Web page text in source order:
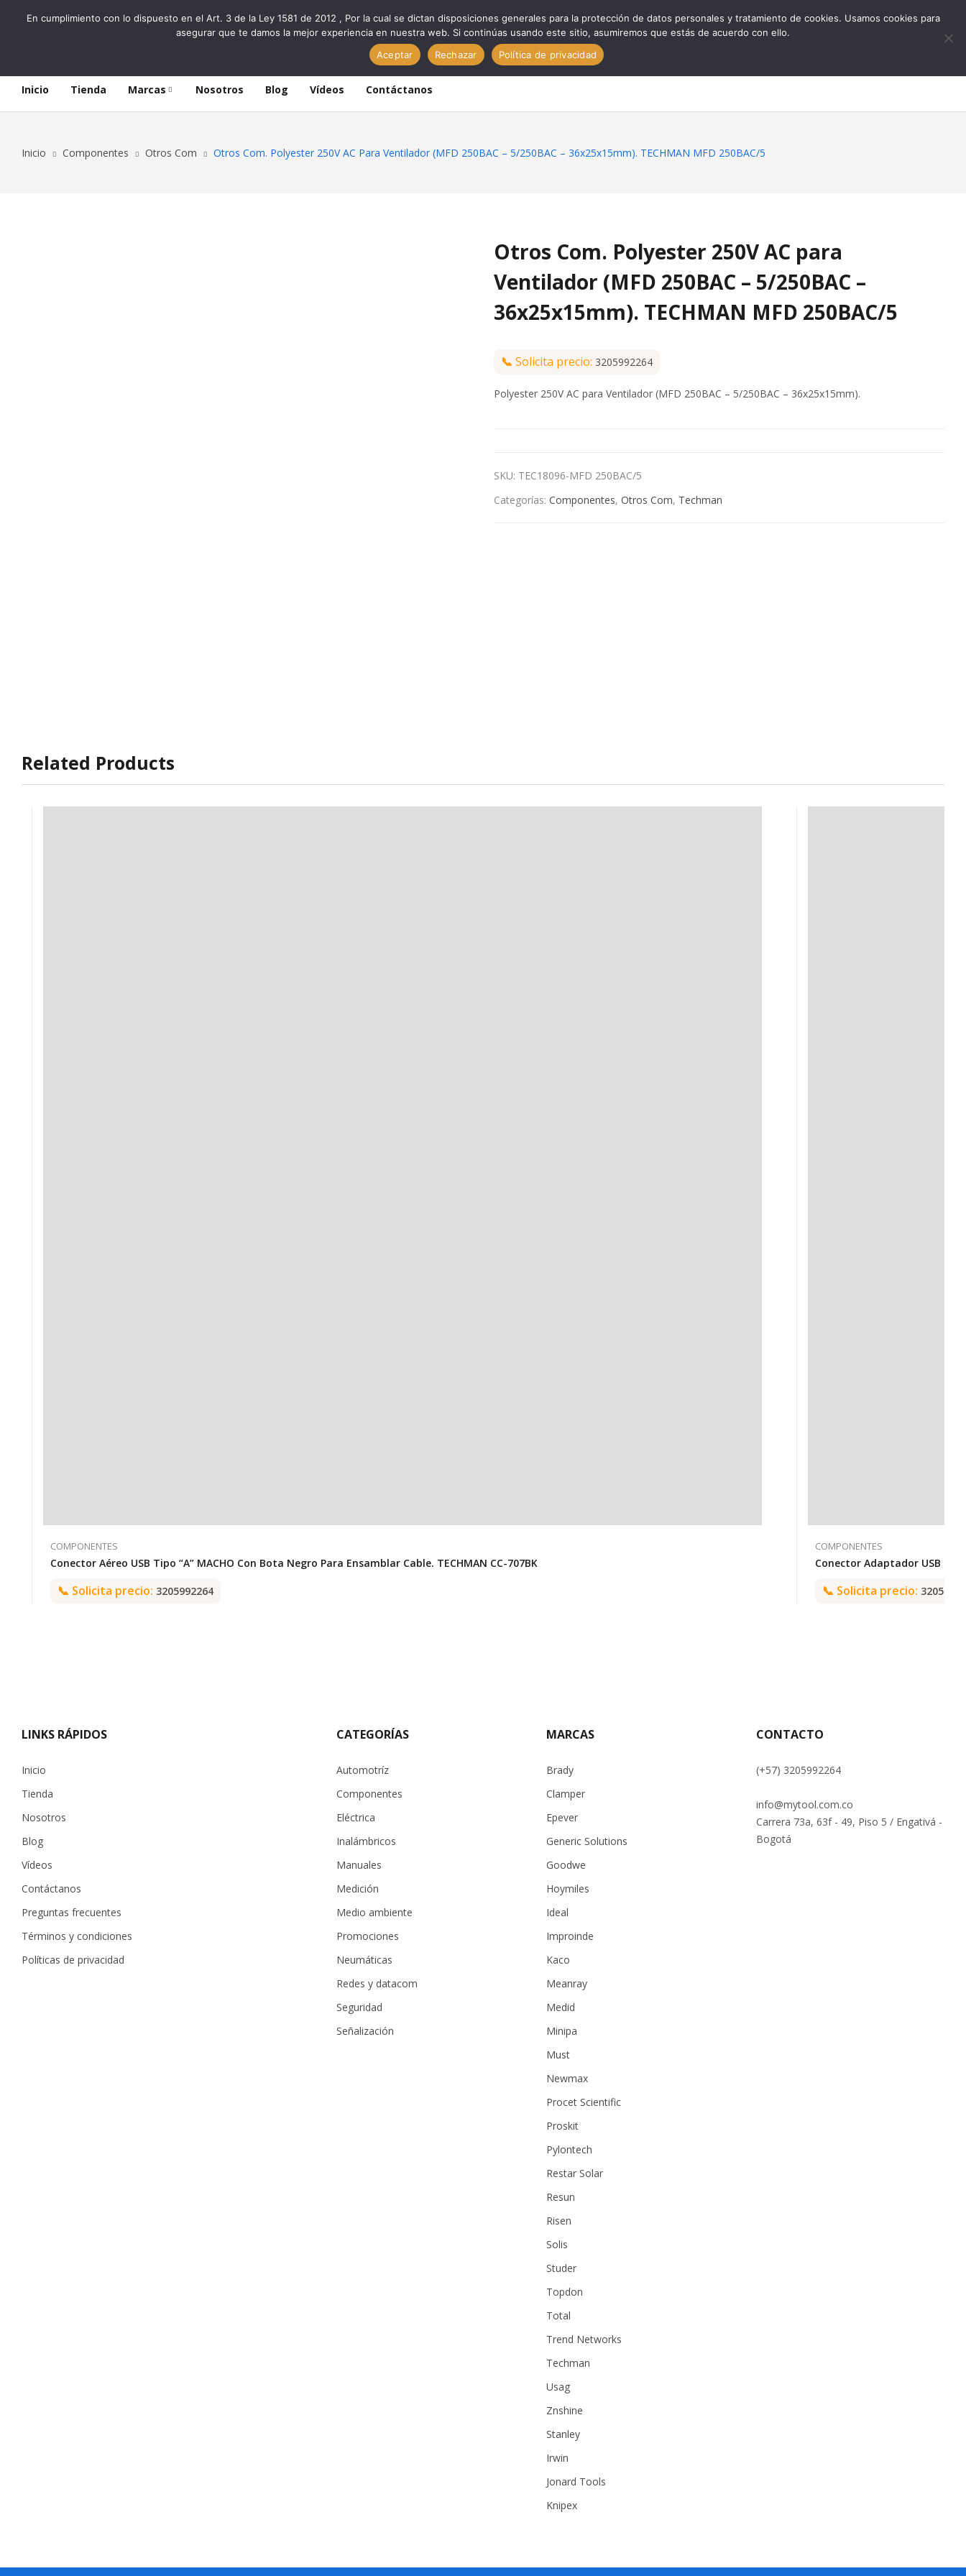
0
Inicio Tienda Marcas Nosotros Blog Vídeos Contáctanos
Inicio Componentes Otros Com Otros Com. Polyester 250V AC Para Ventilador (MFD 250BAC – 5/250BAC – 36x25x15mm). TECHMAN MFD 250BAC/5
Otros Com. Polyester 250V AC para
Ventilador (MFD 250BAC – 5/250BAC –
36x25x15mm). TECHMAN MFD 250BAC/5
📞 Solicita precio: 3205992264
Polyester 250V AC para Ventilador (MFD 250BAC – 5/250BAC – 36x25x15mm).
SKU: TEC18096-MFD 250BAC/5
Categorías: Componentes, Otros Com, Techman
Related Products
COMPONENTES
Conector Aéreo USB Tipo “A” MACHO Con Bota Negro Para Ensamblar Cable. TECHMAN CC-707BK
📞 Solicita precio: 3205992264
COMPONENTES
📞 Solicita precio:
LINKS RÁPIDOS
Inicio
Tienda
Nosotros
Blog
Vídeos
Contáctanos
Preguntas frecuentes
Términos y condiciones
Políticas de privacidad
CATEGORÍAS
Automotríz
Componentes
Eléctrica
Inalámbricos
Manuales
Medición
Medio ambiente
Promociones
Neumáticas
Redes y datacom
Seguridad
Señalización
MARCAS
Brady
Clamper
Epever
Generic Solutions
Goodwe
Hoymiles
Ideal
Improinde
Kaco
Meanray
Medid
Minipa
Must
Newmax
Procet Scientific
Proskit
Pylontech
Restar Solar
Resun
Risen
Solis
Studer
Topdon
Total
Trend Networks
Techman
Usag
Znshine
Stanley
Irwin
Jonard Tools
Knipex
CONTACTO
(+57) 3205992264
info@mytool.com.co
Carrera 73a, 63f - 49, Piso 5 / Engativá -
Bogotá
En cumplimiento con lo dispuesto en el Art. 3 de la Ley 1581 de 2012 , Por la cual se dictan disposiciones generales para la protección de datos personales y tratamiento de cookies. Usamos cookies para
asegurar que te damos la mejor experiencia en nuestra web. Si continúas usando este sitio, asumiremos que estás de acuerdo con ello.
Aceptar
Rechazar Política de privacidad